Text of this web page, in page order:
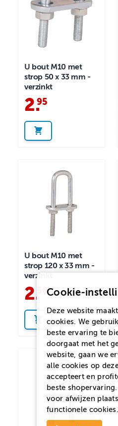
U bout M10 met
strop 50 x 33 mm -
verzinkt
2.
95
U bout M10 met
strop 120 x 33 mm -
verzinkt
2. 50Cookie-
Deze website
cookies. We
beste ervaring te
doorgaat met het
website, gaan we
alle cookies op
accepteert en
beste
voor afwijzen
functionele cookies.